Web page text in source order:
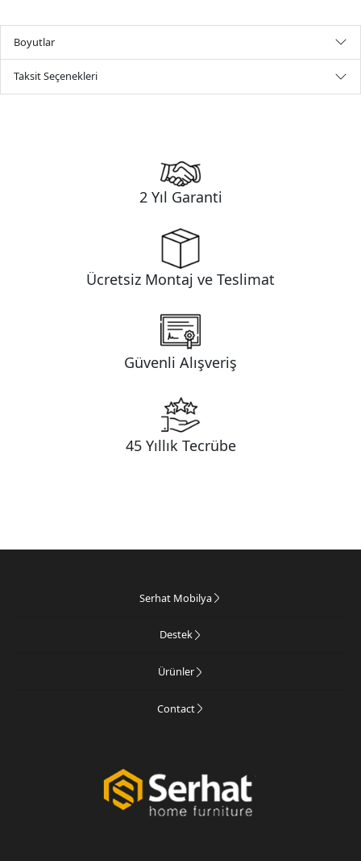
Boyutlar
Taksit Seçenekleri
2 Yıl Garanti
Ücretsiz Montaj ve Teslimat
Güvenli Alışveriş
45 Yıllık Tecrübe
Serhat Mobilya
Destek
Ürünler
Contact